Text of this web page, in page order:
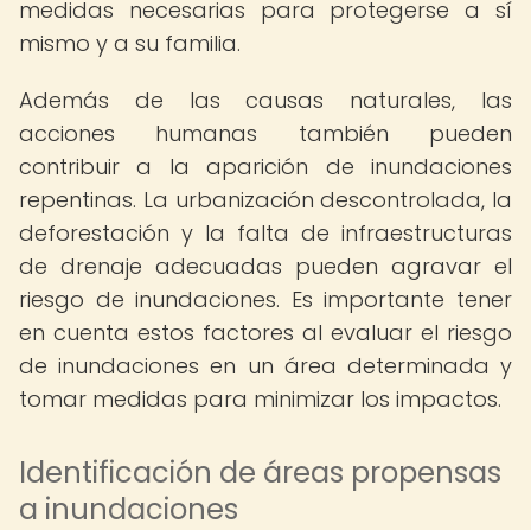
medidas necesarias para protegerse a sí
mismo y a su familia.
Además de las causas naturales, las
acciones humanas también pueden
contribuir a la aparición de inundaciones
repentinas. La urbanización descontrolada, la
deforestación y la falta de infraestructuras
de drenaje adecuadas pueden agravar el
riesgo de inundaciones. Es importante tener
en cuenta estos factores al evaluar el riesgo
de inundaciones en un área determinada y
tomar medidas para minimizar los impactos.
Identificación de áreas propensas
a inundaciones